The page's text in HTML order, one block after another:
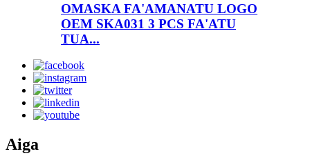
OMASKA FA'AMANATU LOGO
OEM SKA031 3 PCS FA'ATU
TUA...
Aiga